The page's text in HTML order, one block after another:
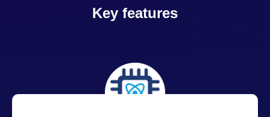
Key features